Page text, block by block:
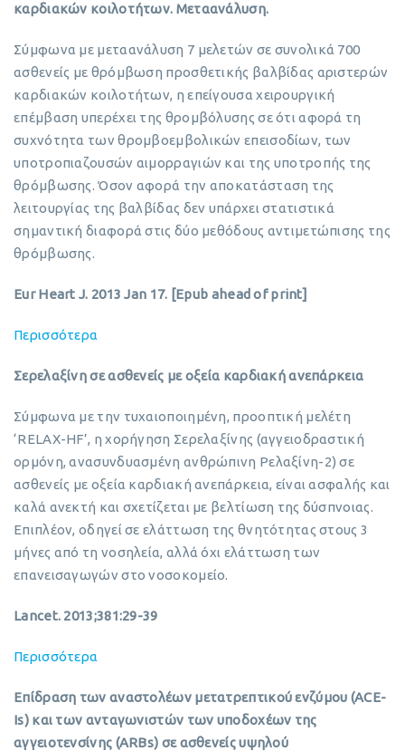
καρδιακών κοιλοτήτων. Μεταανάλυση.
Σύμφωνα με μεταανάλυση 7 μελετών σε συνολικά 700
ασθενείς με θρόμβωση προσθετικής βαλβίδας αριστερών
καρδιακών κοιλοτήτων, η επείγουσα χειρουργική
επέμβαση υπερέχει της θρομβόλυσης σε ότι αφορά τη
συχνότητα των θρομβοεμβολικών επεισοδίων, των
υποτροπιαζουσών αιμορραγιών και της υποτροπής της
θρόμβωσης. Όσον αφορά την αποκατάσταση της
λειτουργίας της βαλβίδας δεν υπάρχει στατιστικά
σημαντική διαφορά στις δύο μεθόδους αντιμετώπισης της
θρόμβωσης.
Eur Heart J. 2013 Jan 17. [Epub ahead of print]
Περισσότερα
Σερελαξίνη σε ασθενείς με οξεία καρδιακή ανεπάρκεια
Σύμφωνα με την τυχαιοποιημένη, προοπτική μελέτη
‘RELAX-HF’, η χορήγηση Σερελαξίνης (αγγειοδραστική
ορμόνη, ανασυνδυασμένη ανθρώπινη Ρελαξίνη-2) σε
ασθενείς με οξεία καρδιακή ανεπάρκεια, είναι ασφαλής και
καλά ανεκτή και σχετίζεται με βελτίωση της δύσπνοιας.
Επιπλέον, οδηγεί σε ελάττωση της θνητότητας στους 3
μήνες από τη νοσηλεία, αλλά όχι ελάττωση των
επανεισαγωγών στο νοσοκομείο.
Lancet. 2013;381:29-39
Περισσότερα
Επίδραση των αναστολέων μετατρεπτικού ενζύμου (ACE-
Is) και των ανταγωνιστών των υποδοχέων της
αγγειοτενσίνης (ARBs) σε ασθενείς υψηλού